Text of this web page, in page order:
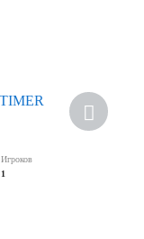
Игроков
1